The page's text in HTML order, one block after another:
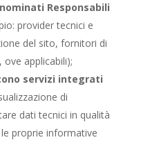
Responsabili
provider tecnici e
del sito, fornitori di
applicabili);
servizi integrati
di
dati tecnici in qualità
proprie informative